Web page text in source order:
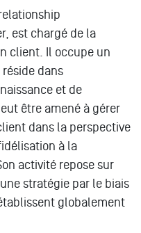
est chargé de la
client. Il occupe un
dans
et de
être amené à gérer
dans la perspective
à la
activité repose sur
stratégie par le biais
globalement